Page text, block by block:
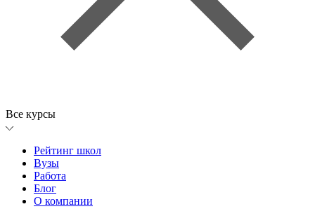
Все курсы
Рейтинг школ
Вузы
Работа
Блог
О компании